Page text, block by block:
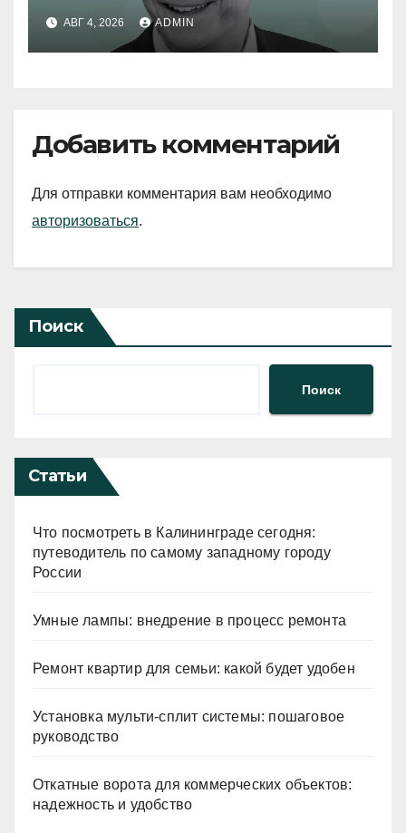
АВГ 4, 2026 ADMIN
Добавить комментарий
Для отправки комментария вам необходимо
авторизоваться.
Поиск
Поиск
Статьи
Что посмотреть в Калининграде сегодня:
путеводитель по самому западному городу
России
Умные лампы: внедрение в процесс ремонта
Ремонт квартир для семьи: какой будет удобен
Установка мульти-сплит системы: пошаговое
руководство
Откатные ворота для коммерческих объектов:
надежность и удобство